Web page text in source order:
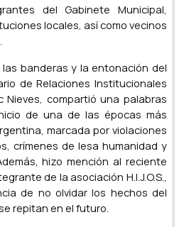
del Gabinete Municipal,
locales, así como vecinos
banderas y la entonación del
de Relaciones Institucionales
Nieves, compartió una palabras
de una de las épocas más
marcada por violaciones
crímenes de lesa humanidad y
hizo mención al reciente
de la asociación H.I.J.O.S.,
de no olvidar los hechos del
repitan en el futuro.